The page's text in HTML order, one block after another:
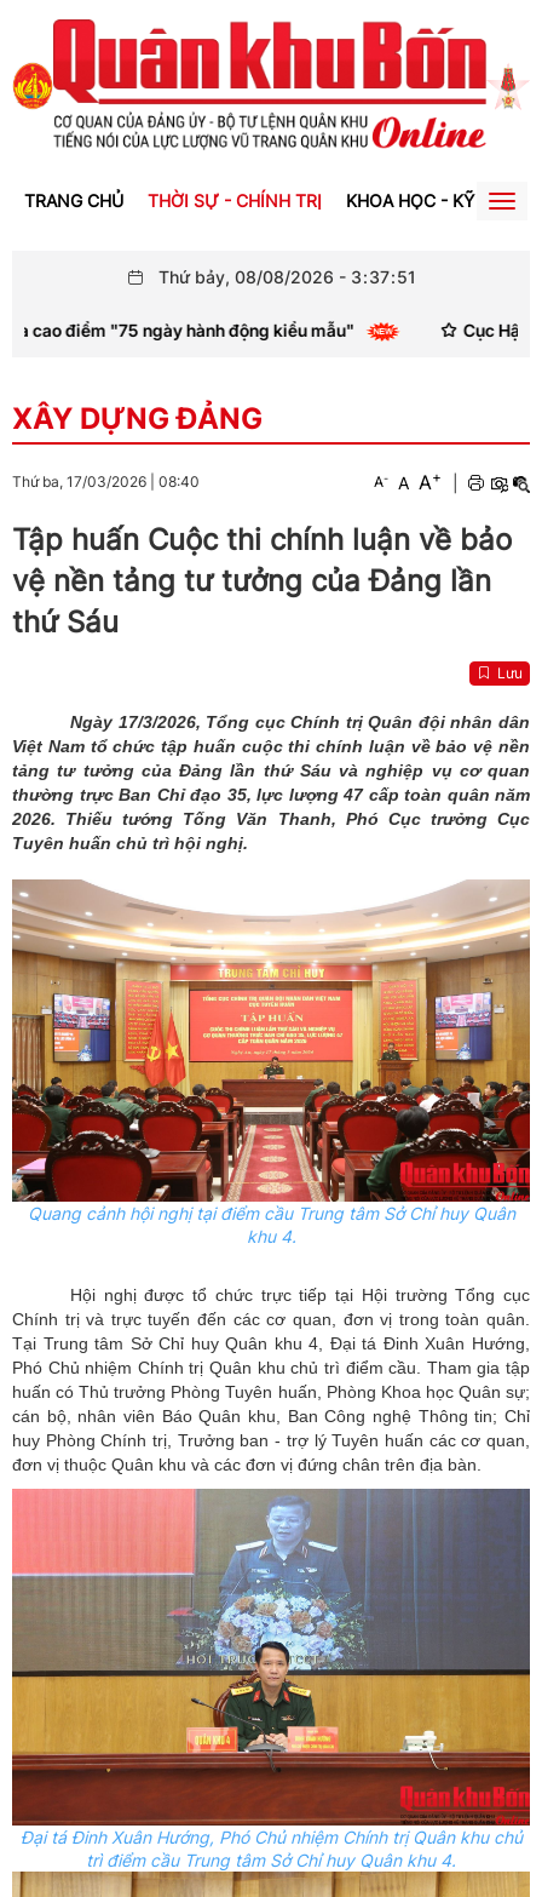
TRANG CHỦ THỜI SỰ - CHÍNH TRỊ KHOA HỌC - KỸ THUẬT
Thứ bảy, 08/08/2026 - 3 : 37: 52
"75 ngày hành động kiểu mẫu" Cục Hậu cần –
XÂY DỰNG ĐẢNG
Thứ ba, 17/03/2026 08:40 A- A A+
Tập huấn Cuộc thi chính luận về bảo
vệ nền tảng tư tưởng của Đảng lần
thứ Sáu
Lưu
Ngày 17/3/2026, Tổng cục Chính trị Quân đội nhân dân
Việt Nam tổ chức tập huấn cuộc thi chính luận về bảo vệ nền
tảng tư tưởng của Đảng lần thứ Sáu và nghiệp vụ cơ quan
thường trực Ban Chỉ đạo 35, lực lượng 47 cấp toàn quân năm
2026. Thiếu tướng Tống Văn Thanh, Phó Cục trưởng Cục
Tuyên huấn chủ trì hội nghị.
Quang cảnh hội nghị tạiđiểm cầu Trung tâm Sở Chỉ huy Quân
khu 4.
Hội nghị được tổ chức trực tiếp tại Hội trường Tổng cục
Chính trị và trực tuyến đến các cơ quan, đơn vị trong toàn quân.
Tại Trung tâm Sở Chỉ huy Quân khu 4, Đại tá Đinh Xuân Hướng,
Phó Chủ nhiệm Chính trị Quân khu chủ trì điểm cầu. Tham gia tập
huấn có Thủ trưởng Phòng Tuyên huấn, Phòng Khoa học Quân sự;
cán bộ, nhân viên Báo Quân khu, Ban Công nghệ Thông tin; Chỉ
huy Phòng Chính trị, Trưởng ban - trợ lý Tuyên huấn các cơ quan,
đơn vị thuộc Quân khu và các đơn vị đứng chân trên địa bàn.
Đại tá Đinh Xuân Hướng, Phó Chủ nhiệm Chính trị Quân khu chủ
trì điểm cầu Trung tâm Sở Chỉ huy Quân khu 4.